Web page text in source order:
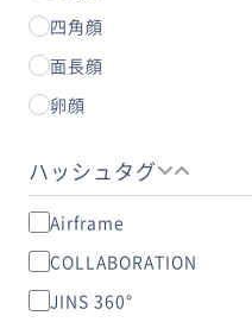
四角顔
面長顔
卵顔
ハッシュタグ
Airframe
COLLABORATION
JINS 360°